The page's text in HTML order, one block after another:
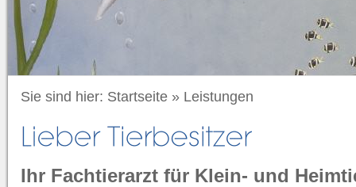
Sie sind hier: Startseite » Leistungen
Ihr Fachtierarzt für Klein- und